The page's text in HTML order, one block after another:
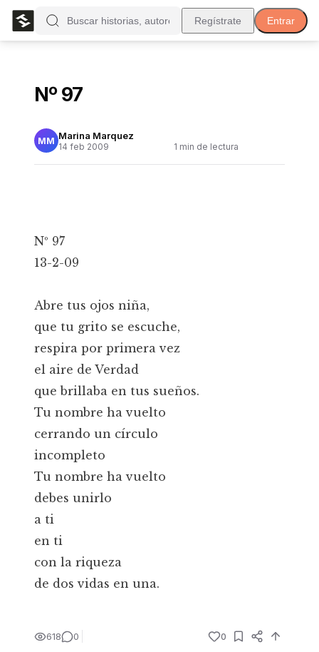
Regístrate Entrar
Nº 97
MM Marina Marquez
14 feb 2009 1 min de lectura
Nº 97
13-2-09
Abre tus ojos niña,
que tu grito se escuche,
respira por primera vez
el aire de Verdad
que brillaba en tus sueños.
Tu nombre ha vuelto
cerrando un círculo
incompleto
Tu nombre ha vuelto
debes unirlo
a ti
en ti
con la riqueza
de dos vidas en una.
618 0 0